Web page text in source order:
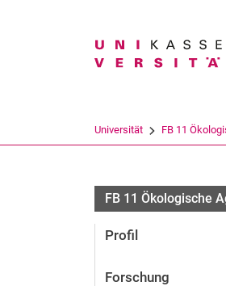
Universität FB 11
FB 11 Ökologische
Profil
Forschung